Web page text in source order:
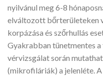
nyilvánul meg 6-8
elváltozott bőrterületeken
korpázása és szőrhullás
Gyakrabban tünetmentes
vérvizsgálat során
(mikrofiláriák) a jelenléte.